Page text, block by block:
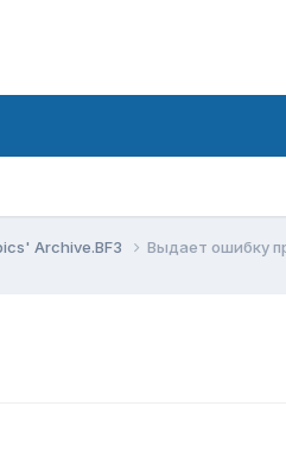
Archive.BF3 Выдает ошибку